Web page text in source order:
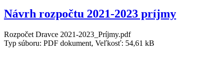
Návrh rozpočtu 2021-2023 príjmy
Rozpočet Dravce 2021-2023_Príjmy.pdf
Typ súboru: PDF dokument, Veľkosť: 54,61 kB